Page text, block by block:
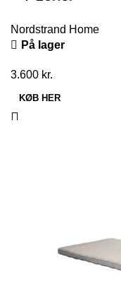
Nordstrand Home
På lager
3.600 kr.
KØB HER